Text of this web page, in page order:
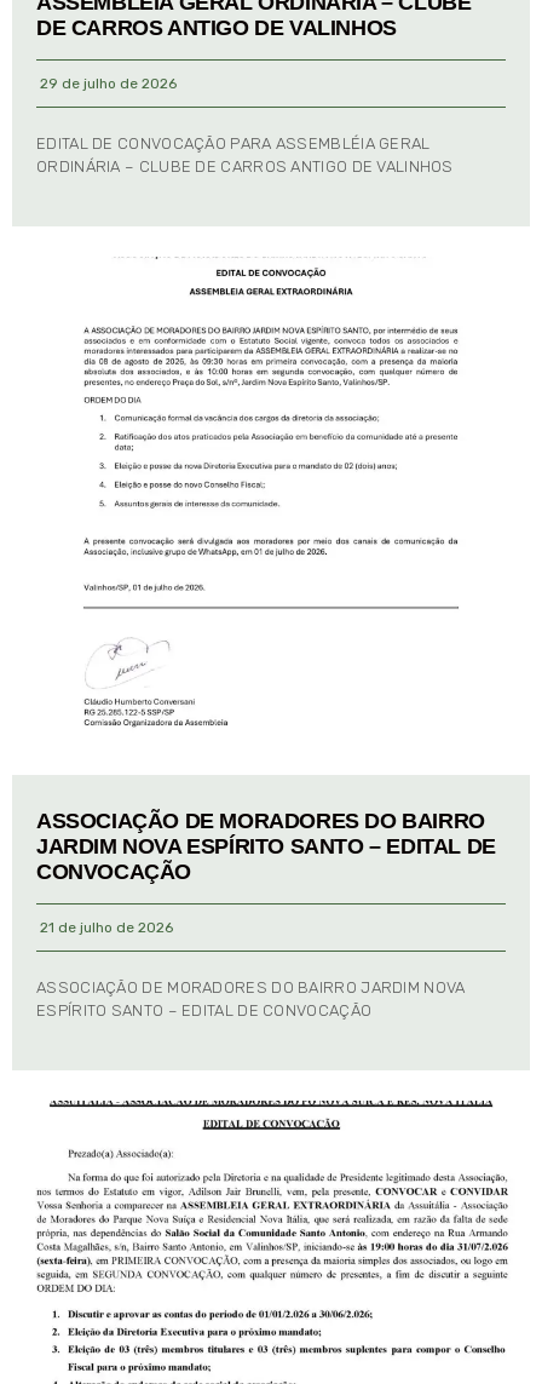
DE CARROS ANTIGO DE VALINHOS
29 de julho de 2026
EDITAL DE CONVOCAÇÃO PARA ASSEMBLÉIA GERAL
ORDINÁRIA – CLUBE DE CARROS ANTIGO DE VALINHOS
ASSOCIAÇÃO DE MORADORES DO BAIRRO
JARDIM NOVA ESPÍRITO SANTO – EDITAL DE
CONVOCAÇÃO
21 de julho de 2026
ASSOCIAÇÃO DE MORADORES DO BAIRRO JARDIM NOVA
ESPÍRITO SANTO – EDITAL DE CONVOCAÇÃO